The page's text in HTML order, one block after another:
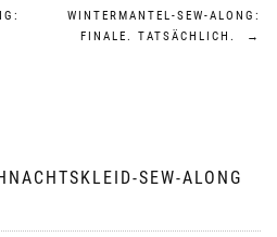
WINTERMANTEL-SEW-ALONG:
FINALE. TATSÄCHLICH.
→
SEW-ALONG